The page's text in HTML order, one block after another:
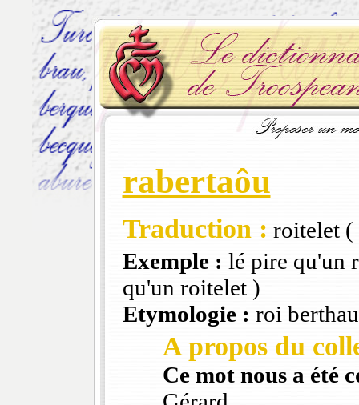
rabertaôu
Traduction : roitelet (
Exemple : lé pire qu'un
qu'un roitelet )
Etymologie : roi
A propos du
Ce mot nous a été